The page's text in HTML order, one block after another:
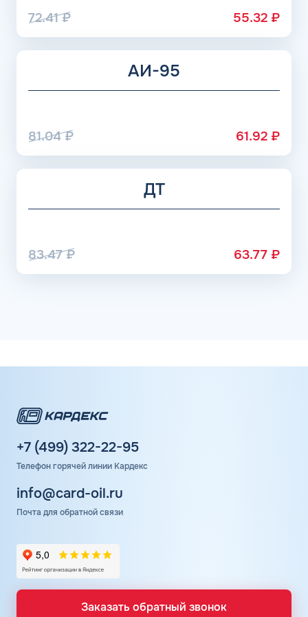
72.41₽ 55.32 ₽
АИ-95
81.04₽ 61.92 ₽
ДТ
83.47₽ 63.77 ₽
+7 (499) 322-22-95
Телефон горячей линии Кардекс
info@card-oil.ru
Почта для обратной связи
Заказать обратный звонок